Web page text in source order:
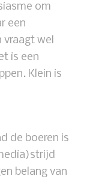
om
een
vraagt wel
is een
Klein is
de boeren is
belang van